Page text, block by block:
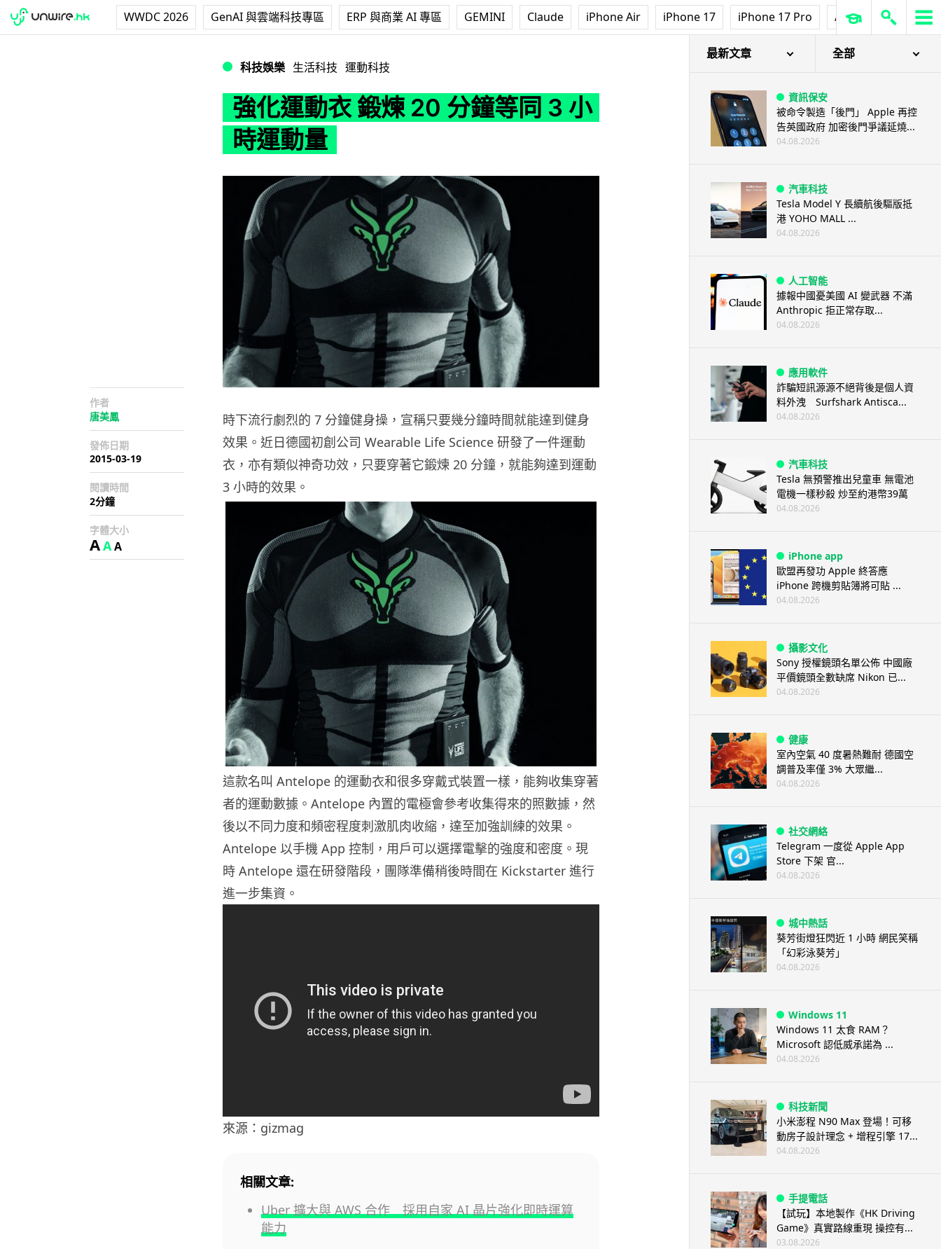
WWDC 2026 GenAI 與雲端科技專區 ERP 與商業 AI 專區 GEMINI Claude iPhone Air iPhone 17 iPhone 17 Pro AirPods Pro 3
科技娛樂 生活科技 運動科技
強化運動衣 鍛煉 20 分鐘等同 3 小
時運動量
作者
唐美鳳
發佈日期
2015-03-19
閱讀時間
2分鐘
字體大小
AAA
時下流行劇烈的 7 分鐘健身操，宣稱只要幾分鐘時間就能達到健身
效果。近日德國初創公司 Wearable Life Science 研發了一件運動
衣，亦有類似神奇功效，只要穿著它鍛煉 20 分鐘，就能夠達到運動
3 小時的效果。
這款名叫 Antelope 的運動衣和很多穿戴式裝置一樣，能夠收集穿著
者的運動數據。Antelope 內置的電極會參考收集得來的照數據，然
後以不同力度和頻密程度刺激肌肉收縮，達至加強訓練的效果。
Antelope 以手機 App 控制，用戶可以選擇電擊的強度和密度。現
時 Antelope 還在研發階段，團隊準備稍後時間在 Kickstarter 進行
進一步集資。
來源：gizmag
相關文章:
Uber 擴大與 AWS 合作 採用自家 AI 晶片強化即時運算
能力
最新文章 全部
資訊保安
被命令製造「後門」 Apple 再控
告英國政府 加密後門爭議延燒...
04.08.2026
汽車科技
Tesla Model Y 長續航後驅版抵
港 YOHO MALL ...
04.08.2026
人工智能
據報中國憂美國 AI 變武器 不滿
Anthropic 拒正常存取...
04.08.2026
應用軟件
詐騙短訊源源不絕背後是個人資
料外洩 Surfshark Antisca...
04.08.2026
汽車科技
Tesla 無預警推出兒童車 無電池
電機一樣秒殺 炒至約港幣39萬
04.08.2026
iPhone app
歐盟再發功 Apple 終答應
iPhone 跨機剪貼簿將可貼 ...
04.08.2026
攝影文化
Sony 授權鏡頭名單公佈 中國廠
平價鏡頭全數缺席 Nikon 已...
04.08.2026
健康
室內空氣 40 度暑熱難耐 德國空
調普及率僅 3% 大眾繼...
04.08.2026
社交網絡
Telegram 一度從 Apple App
Store 下架 官...
04.08.2026
城中熱話
葵芳街燈狂閃近 1 小時 網民笑稱
「幻彩泳葵芳」
04.08.2026
Windows 11
Windows 11 太食 RAM？
Microsoft 認低威承諾為 ...
04.08.2026
科技新聞
小米澎程 N90 Max 登場！可移
動房子設計理念 + 增程引擎 17...
04.08.2026
手提電話
【試玩】本地製作《HK Driving
Game》真實路線重現 操控有...
03.08.2026